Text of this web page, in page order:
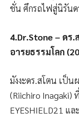
ชั่น ศึกรถไฟสู่นิรัน
4.Dr.Stone – ดร
อารยธรรมโลก
มังงะดร.สโตน เป็น
(Riichiro Inagaki)
EYESHIELD21 แ